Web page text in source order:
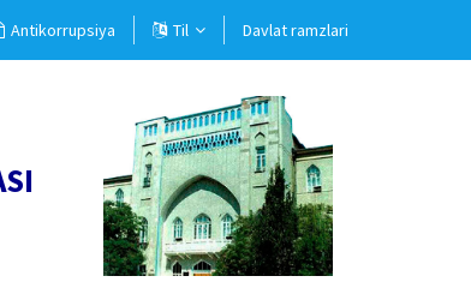
Antikorrupsiya Til Davlat ramzlari